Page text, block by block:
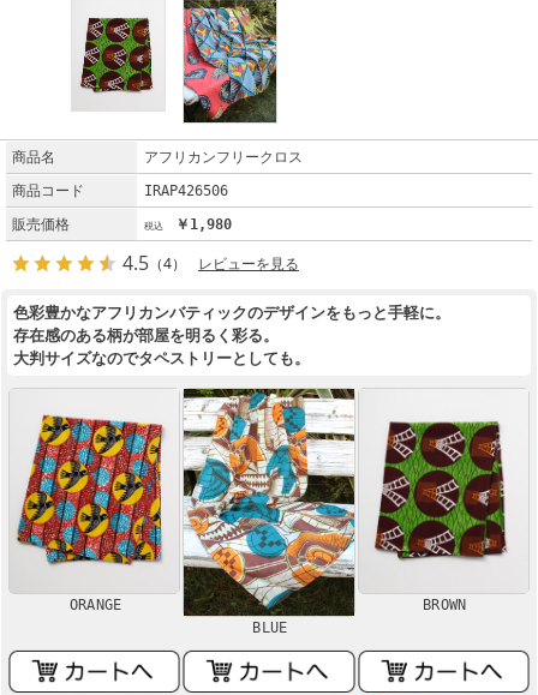
商品名
アフリカンフリークロス
商品コード
IRAP426506
販売価格
￥1,980
4.5 （4） レビューを見る
色彩豊かなアフリカンバティックのデザインをもっと手軽に。
存在感のある柄が部屋を明るく彩る。
大判サイズなのでタペストリーとしても。
ORANGE
BLUE
BROWN